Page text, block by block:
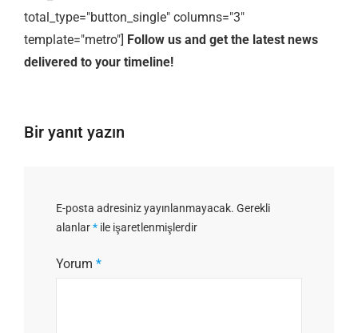
total_type="button_single" columns="3"
template="metro"] Follow us and get the latest news
delivered to your timeline!
Bir yanıt yazın
E-posta adresiniz yayınlanmayacak. Gerekli
alanlar* ile işaretlenmişlerdir
Yorum *